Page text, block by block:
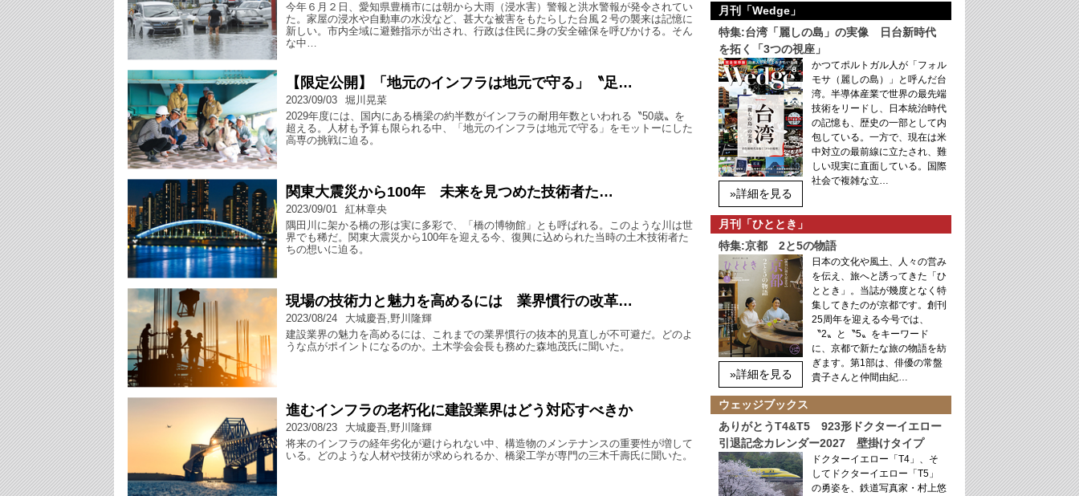
今年６月２日、愛知県豊橋市には朝から大雨（浸水害）警報と洪水警報が発令されてい
た。家屋の浸水や自動車の水没など、甚大な被害をもたらした台風２号の襲来は記憶に
新しい。市内全域に避難指示が出され、行政は住民に身の安全確保を呼びかける。そん
な中…
【限定公開】「地元のインフラは地元で守る」〝足…
2023/09/03
堀川晃菜
2029年度には、国内にある橋梁の約半数がインフラの耐用年数といわれる〝50歳〟を
超える。人材も予算も限られる中、「地元のインフラは地元で守る」をモットーにした
高専の挑戦に迫る。
関東大震災から100年 未来を見つめた技術者た…
2023/09/01
紅林章央
隅田川に架かる橋の形は実に多彩で、「橋の博物館」とも呼ばれる。このような川は世
界でも稀だ。関東大震災から100年を迎える今、復興に込められた当時の土木技術者た
ちの想いに迫る。
現場の技術力と魅力を高めるには 業界慣行の改革…
2023/08/24
大城慶吾,野川隆輝
建設業界の魅力を高めるには、これまでの業界慣行の抜本的見直しが不可避だ。どのよ
うな点がポイントになるのか。土木学会会長も務めた森地茂氏に聞いた。
進むインフラの老朽化に建設業界はどう対応すべきか
2023/08/23
大城慶吾,野川隆輝
将来のインフラの経年劣化が避けられない中、構造物のメンテナンスの重要性が増して
いる。どのような人材や技術が求められるか、橋梁工学が専門の三木千壽氏に聞いた。
月刊「Wedge」
特集:台湾「麗しの島」の実像 日台新時代
を拓く「3つの視座」
»詳細を見る
かつてポルトガル人が「フォル
モサ（麗しの島）」と呼んだ台
湾。半導体産業で世界の最先端
技術をリードし、日本統治時代
の記憶も、歴史の一部として内
包している。一方で、現在は米
中対立の最前線に立たされ、難
しい現実に直面している。国際
社会で複雑な立…
月刊「ひととき」
特集:京都 2と5の物語
»詳細を見る
日本の文化や風土、人々の営み
を伝え、旅へと誘ってきた「ひ
ととき」。当誌が幾度となく特
集してきたのが京都です。創刊
25周年を迎える今号では、
〝2〟と〝5〟をキーワード
に、京都で新たな旅の物語を紡
ぎます。第1部は、俳優の常盤
貴子さんと仲間由紀…
ウェッジブックス
ありがとうT4&T5 923形ドクターイエロー
引退記念カレンダー2027 壁掛けタイプ
ドクターイエロー「T4」、そ
してドクターイエロー「T5」
の勇姿を、鉄道写真家・村上悠